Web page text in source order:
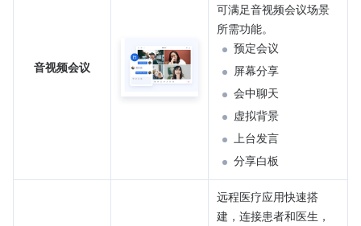
音视频会议
可满足音视频会议场景
所需功能。
预定会议
屏幕分享
会中聊天
虚拟背景
上台发言
分享白板
远程医疗应用快速搭
建，连接患者和医生，